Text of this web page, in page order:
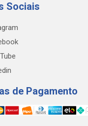
Sociais
de Pagamento